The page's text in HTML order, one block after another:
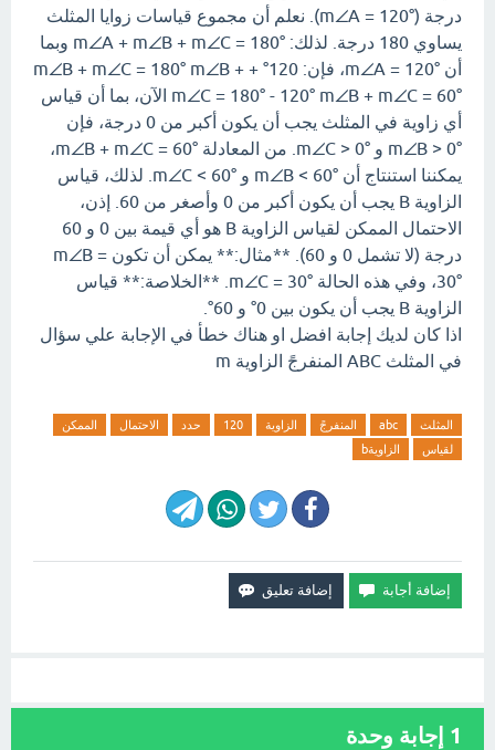
درجة (m∠A = 120°). نعلم أن مجموع قياسات زوايا المثلث
يساوي 180 درجة. لذلك: m∠A + m∠B + m∠C = 180° وبما
أن m∠A = 120°، فإن: 120° + m∠B + m∠C = 180° m∠B +
m∠C = 180° - 120° m∠B + m∠C = 60° الآن، بما أن قياس
أي زاوية في المثلث يجب أن يكون أكبر من 0 درجة، فإن
m∠B > 0° و m∠C > 0°. من المعادلة m∠B + m∠C = 60°،
يمكننا استنتاج أن m∠B < 60° و m∠C < 60°. لذلك، قياس
الزاوية B يجب أن يكون أكبر من 0 وأصغر من 60. إذن،
الاحتمال الممكن لقياس الزاوية B هو أي قيمة بين 0 و 60
درجة (لا تشمل 0 و 60). **مثال:** يمكن أن تكون m∠B =
30°، وفي هذه الحالة m∠C = 30°. **الخلاصة:** قياس
الزاوية B يجب أن يكون بين 0° و 60°.
اذا كان لديك إجابة افضل او هناك خطأ في الإجابة علي سؤال
في المثلث ABC المنفرجً الزاوية m
المثلث abc المنفرجً الزاوية 120 حدد الاحتمال
الممكن
لقياس
الزاويةb
1 إجابة وحدة